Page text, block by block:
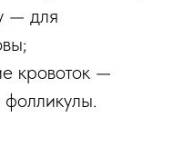
— для
кровоток —